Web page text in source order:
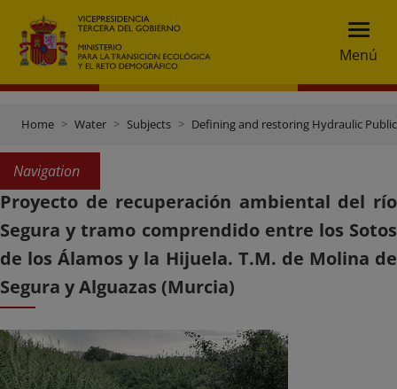
Menú
Home Water Subjects Defining and restoring Hydraulic
Navigation
Proyecto de recuperación ambiental del río
Segura y tramo comprendido entre los Sotos
de los Álamos y la Hijuela. T.M. de Molina de
Segura y Alguazas (Murcia)